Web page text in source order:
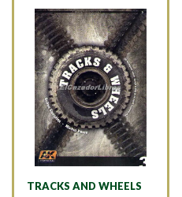
TRACKS AND WHEELS